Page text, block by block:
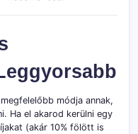
módja annak,
Ha el akarod kerülni egy
(akár 10% fölött is